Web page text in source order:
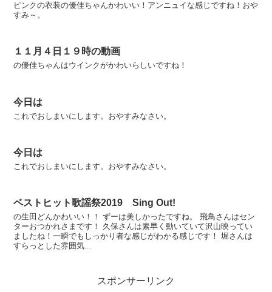
ピンクの衣装の優佳ちゃんかわいい！アンニュイな感じですね！おや
すみ～。
１１月４日１９時の動画
の優佳ちゃんはウインクがかわいらしいですね！
今日は
これでおしまいにします。おやすみなさい。
今日は
これでおしまいにします。おやすみなさい。
ベストヒット歌謡祭2019 Sing Out!
の生田どんかわいい！！ ずーは美しかったですね。 飛鳥さんはセン
ターおつかれさまです！ 久保さんは素早く動いていて沢山映ってい
ましたね！一瞬でもしっかり者な感じがわかる感じです！ 堀さんは
すらっとした雰囲気...
スポンサーリンク